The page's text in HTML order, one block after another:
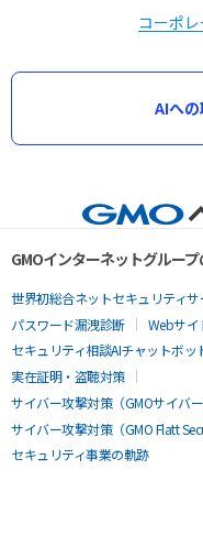
コーポ
AIへ
GMOインターネットグルー
世界初総合ネットセキュリティサ
パスワード漏洩診断
Webサイ
セキュリティ相談AIチャットボッ
実在証明・盗聴対策
サイバー攻撃対策（GMOサイバ
サイバー攻撃対策（GMO Flatt
セキュリティ事業の軌跡